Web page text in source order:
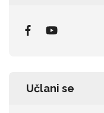
Učlani se